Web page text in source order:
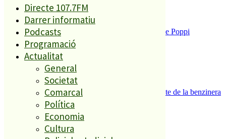
Directe 107.7FM
Darrer informatiu
Podcasts
Programació
Actualitat
General
Societat
Comarcal
Política
Economia
Cultura
Enxampat l’autor de les pintades a la plaça de Poppi
3
Es presenten 17 al·legacions contra el projecte de la benzinera
del carrer Passada